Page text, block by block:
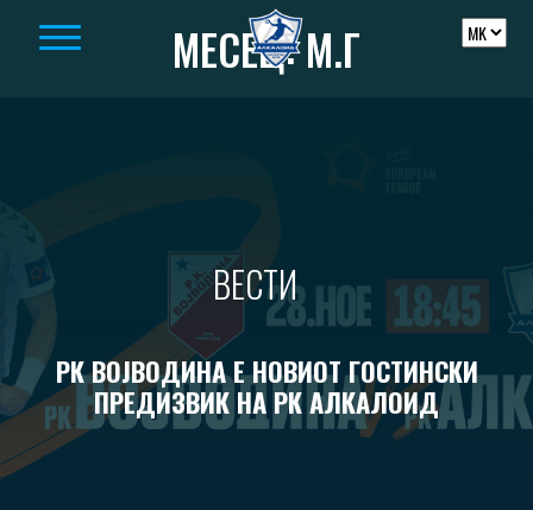
МЕСЕЦ:М.Г
ВЕСТИ
РК ВОЈВОДИНА Е НОВИОТ ГОСТИНСКИ
ПРЕДИЗВИК НА РК АЛКАЛОИД